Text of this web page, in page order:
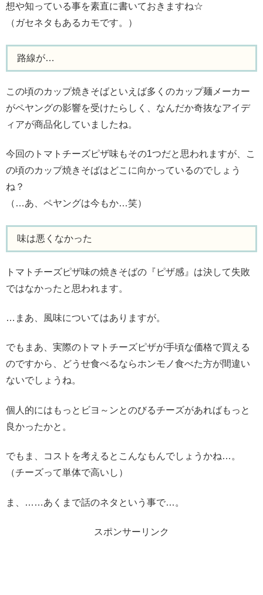
想や知っている事を素直に書いておきますね☆
（ガセネタもあるカモです。）
路線が…
この頃のカップ焼きそばといえば多くのカップ麺メーカー
がペヤングの影響を受けたらしく、なんだか奇抜なアイデ
ィアが商品化していましたね。
今回のトマトチーズピザ味もその1つだと思われますが、こ
の頃のカップ焼きそばはどこに向かっているのでしょう
ね？
（…あ、ペヤングは今もか…笑）
味は悪くなかった
トマトチーズピザ味の焼きそばの『ピザ感』は決して失敗
ではなかったと思われます。
…まあ、風味についてはありますが。
でもまあ、実際のトマトチーズピザが手頃な価格で買える
のですから、どうせ食べるならホンモノ食べた方が間違い
ないでしょうね。
個人的にはもっとビヨ～ンとのびるチーズがあればもっと
良かったかと。
でもま、コストを考えるとこんなもんでしょうかね…。
（チーズって単体で高いし）
ま、……あくまで話のネタという事で…。
スポンサーリンク